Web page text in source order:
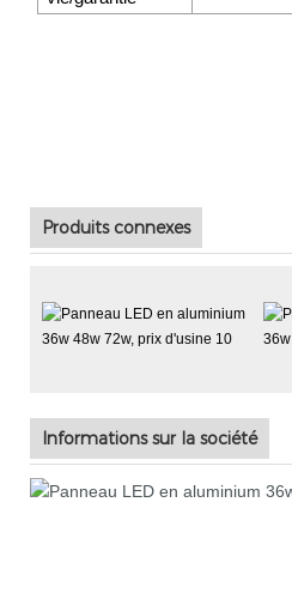
Produits connexes
Informations sur la société